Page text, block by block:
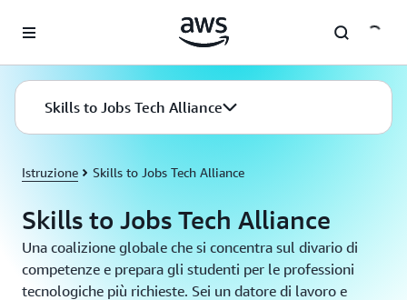
Skills to Jobs Tech Alliance
Istruzione Skills to Jobs Tech Alliance
Skills to Jobs Tech Alliance
Una coalizione globale che si concentra sul divario di
competenze e prepara gli studenti per le professioni
tecnologiche più richieste. Sei un datore di lavoro e